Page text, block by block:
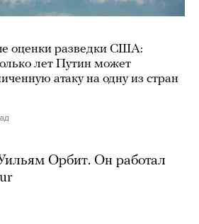
оценки разведки США:
лет Путин может
атаку на одну из стран
Орбит. Он работал